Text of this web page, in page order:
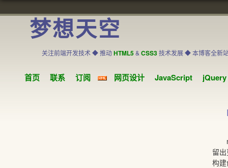
梦想天空
关注前端开发技术 ◆ 推动HTML5& CSS3技术发展 ◆ 本博客全新
首页 联系 订阅 网页设计 JavaScript jQuery
留
构